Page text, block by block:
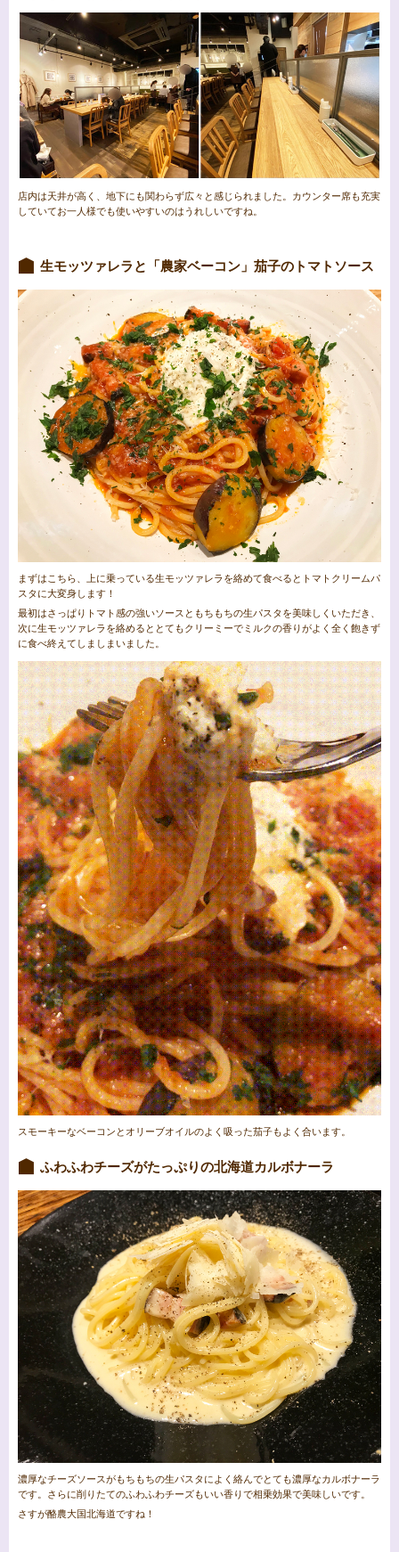
店内は天井が高く、地下にも関わらず広々と感じられました。カウンター席も充実
していてお一人様でも使いやすいのはうれしいですね。
生モッツァレラと「農家ベーコン」茄子のトマトソース
まずはこちら、上に乗っている生モッツァレラを絡めて食べるとトマトクリームパ
スタに大変身します！
最初はさっぱりトマト感の強いソースともちもちの生パスタを美味しくいただき、
次に生モッツァレラを絡めるととてもクリーミーでミルクの香りがよく全く飽きず
に食べ終えてしましまいました。
スモーキーなベーコンとオリーブオイルのよく吸った茄子もよく合います。
ふわふわチーズがたっぷりの北海道カルボナーラ
濃厚なチーズソースがもちもちの生パスタによく絡んでとても濃厚なカルボナーラ
です。さらに削りたてのふわふわチーズもいい香りで相乗効果で美味しいです。
さすが酪農大国北海道ですね！